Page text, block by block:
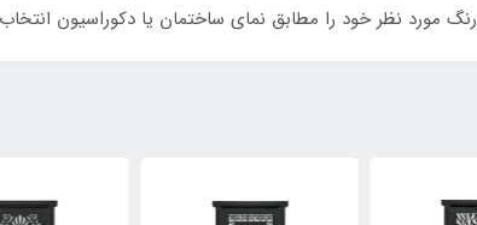
نظر خود را مطابق نمای ساختمان یا دکوراسیون